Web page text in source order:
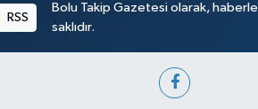
RSS
Bolu Takip Gazetesi olarak,
saklıdır.